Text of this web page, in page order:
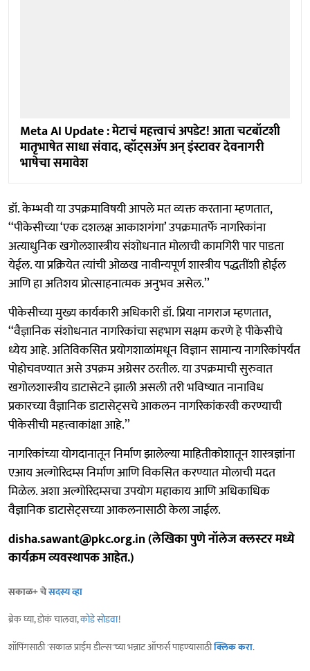
Meta AI Update : मेटाचं महत्त्वाचं अपडेट! आता चटबॉटशी
मातृभाषेत साधा संवाद, व्हॉट्सॲप अन् इंस्टावर देवनागरी
भाषेचा समावेश
डॉ. केम्भवी या उपक्रमाविषयी आपले मत व्यक्त करताना म्हणतात,
‘‘पीकेसीच्या ‘एक दशलक्ष आकाशगंगा’ उपक्रमातर्फे नागरिकांना
अत्याधुनिक खगोलशास्त्रीय संशोधनात मोलाची कामगिरी पार पाडता
येईल. या प्रक्रियेत त्यांची ओळख नावीन्यपूर्ण शास्त्रीय पद्धतींशी होईल
आणि हा अतिशय प्रोत्साहनात्मक अनुभव असेल.’’
पीकेसीच्या मुख्य कार्यकारी अधिकारी डॉ. प्रिया नागराज म्हणतात,
‘‘वैज्ञानिक संशोधनात नागरिकांचा सहभाग सक्षम करणे हे पीकेसीचे
ध्येय आहे. अतिविकसित प्रयोगशाळांमधून विज्ञान सामान्य नागरिकांपर्यंत
पोहोचवण्यात असे उपक्रम अग्रेसर ठरतील. या उपक्रमाची सुरुवात
खगोलशास्त्रीय डाटासेटने झाली असली तरी भविष्यात नानाविध
प्रकारच्या वैज्ञानिक डाटासेट्सचे आकलन नागरिकांकरवी करण्याची
पीकेसीची महत्त्वाकांक्षा आहे.’’
नागरिकांच्या योगदानातून निर्माण झालेल्या माहितीकोशातून शास्त्रज्ञांना
एआय अल्गोरिदम्स निर्माण आणि विकसित करण्यात मोलाची मदत
मिळेल. अशा अल्गोरिदम्सचा उपयोग महाकाय आणि अधिकाधिक
वैज्ञानिक डाटासेट्सच्या आकलनासाठी केला जाईल.
disha.sawant@pkc.org.in (लेखिका पुणे नॉलेज क्‍लस्‍टर मध्ये
कार्यक्रम व्‍यवस्‍थापक आहेत.)
सकाळ+ चेसदस्य व्हा
ब्रेक घ्या, डोकं चालवा,कोडे सोडवा!
शॉपिंगसाठी 'सकाळ प्राईम डील्स'च्या भन्नाट ऑफर्स पाहण्यासाठीक्लिक करा.